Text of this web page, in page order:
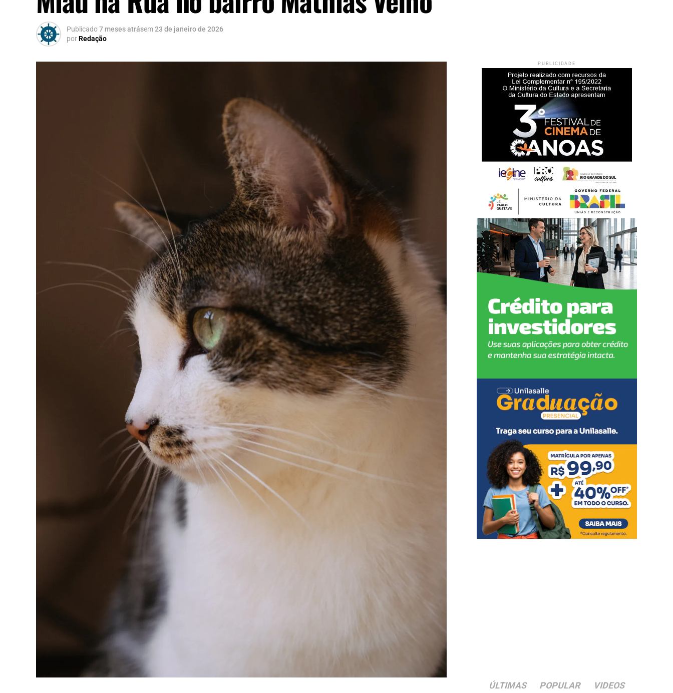
Publicado7 meses atrásem23 de janeiro de 2026
porRedação
PUBLICIDADE
ÚLTIMAS POPULAR VIDEOS